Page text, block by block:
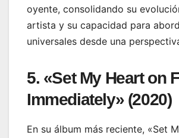
oyente, consolidando su
artista y su capacidad para
universales desde una
5. «Set My Heart on
Immediately» (2020)
En su álbum más reciente, «Set